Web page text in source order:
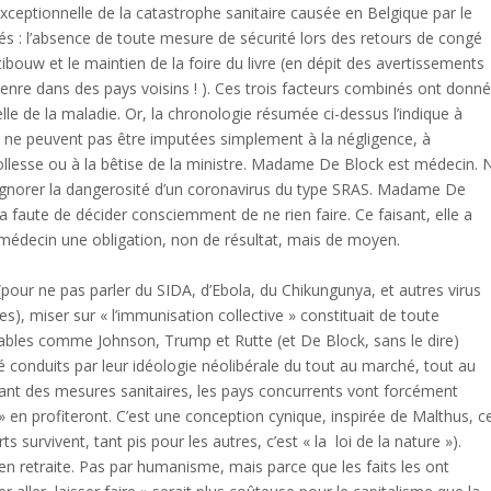
de la catastrophe sanitaire causée en Belgique par le
: l’absence de toute mesure de sécurité lors des retours de congé
et le maintien de la foire du livre (en dépit des avertissements
dans des pays voisins ! ). Ces trois facteurs combinés ont donné
de la maladie. Or, la chronologie résumée ci-dessus l’indique à
peuvent pas être imputées simplement à la négligence, à
ou à la bêtise de la ministre. Madame De Block est médecin.
la dangerosité d’un coronavirus du type SRAS. Madame De
faute de décider consciemment de ne rien faire. Ce faisant, elle a
une obligation, non de résultat, mais de moyen.
ne pas parler du SIDA, d’Ebola, du Chikungunya, et autres virus
miser sur « l’immunisation collective » constituait de toute
comme Johnson, Trump et Rutte (et De Block, sans le dire)
par leur idéologie néolibérale du tout au marché, tout au
des mesures sanitaires, les pays concurrents vont forcément
profiteront. C’est une conception cynique, inspirée de Malthus,
survivent, tant pis pour les autres, c’est « la loi de la nature »).
retraite. Pas par humanisme, mais parce que les faits les ont